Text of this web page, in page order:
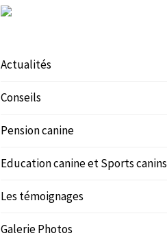
Actualités
Conseils
Pension canine
Education canine et Sports canins
Les témoignages
Galerie Photos